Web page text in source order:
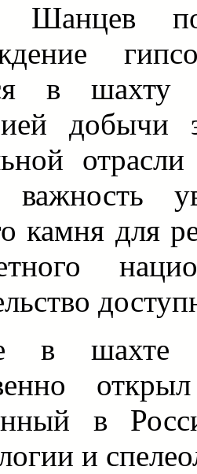
Шанцев
в
добычи
важность
камня для
в шахте
в
и